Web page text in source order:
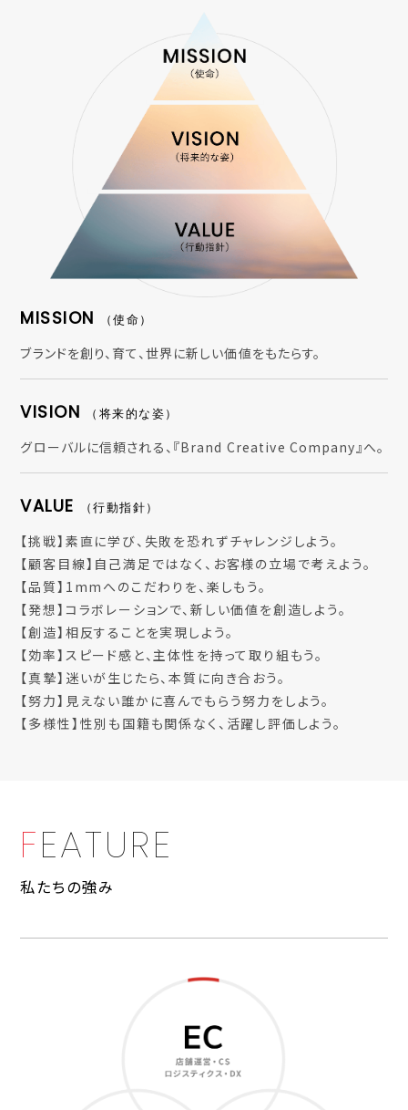
MISSION （使命）
ブランドを創り、育て、世界に新しい価値をもたらす。
VISION （将来的な姿）
グローバルに信頼される、『Brand Creative Company』へ。
VALUE （行動指針）
【挑戦】素直に学び、失敗を恐れずチャレンジしよう。
【顧客目線】自己満足ではなく、お客様の立場で考えよう。
【品質】1mmへのこだわりを、楽しもう。
【発想】コラボレーションで、新しい価値を創造しよう。
【創造】相反することを実現しよう。
【効率】スピード感と、主体性を持って取り組もう。
【真摯】迷いが生じたら、本質に向き合おう。
【努力】見えない誰かに喜んでもらう努力をしよう。
【多様性】性別も国籍も関係なく、活躍し評価しよう。
FEATURE
私たちの強み